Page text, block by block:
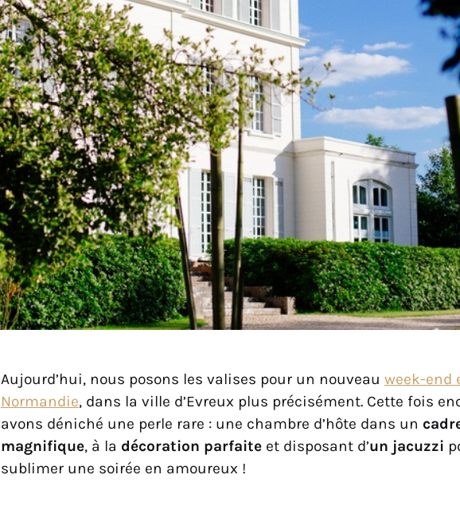
Aujourd’hui, nous posons les valises pour un nouveau week-end
Normandie, dans la ville d’Evreux plus précisément. Cette fois
avons déniché une perle rare : une chambre d’hôte dans un
magnifique, à la décoration parfaite et disposant d’un jacuzzi
sublimer une soirée en amoureux !